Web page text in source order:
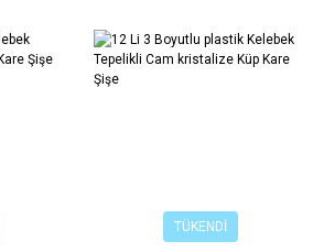
TÜKENDİ